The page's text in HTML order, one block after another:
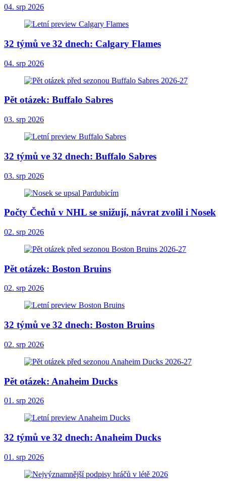
04. srp 2026
32 týmů ve 32 dnech: Calgary Flames
04. srp 2026
Pět otázek: Buffalo Sabres
03. srp 2026
32 týmů ve 32 dnech: Buffalo Sabres
03. srp 2026
Počty Čechů v NHL se snižují, návrat zvolil i Nosek
02. srp 2026
Pět otázek: Boston Bruins
02. srp 2026
32 týmů ve 32 dnech: Boston Bruins
02. srp 2026
Pět otázek: Anaheim Ducks
01. srp 2026
32 týmů ve 32 dnech: Anaheim Ducks
01. srp 2026